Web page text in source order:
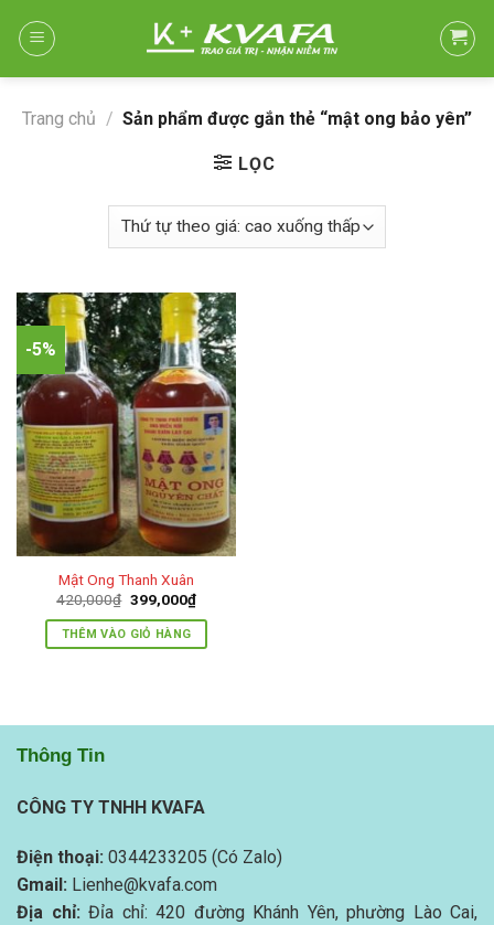
Trang chủ / Sản phẩm được gắn thẻ “mật ong bảo yên”
LỌC
-5%
Mật Ong Thanh Xuân
420,000₫ Giá
là:
420,000₫.
399,000₫Giá
hiện
tại
THÊM VÀO GIỎ HÀNG
Thông Tin
CÔNG TY TNHH KVAFA
Điện thoại: 0344233205 (Có Zalo)
Gmail: Lienhe@kvafa.com
Địa chỉ: Đỉa chỉ: 420 đường Khánh Yên, phường Lào Cai,